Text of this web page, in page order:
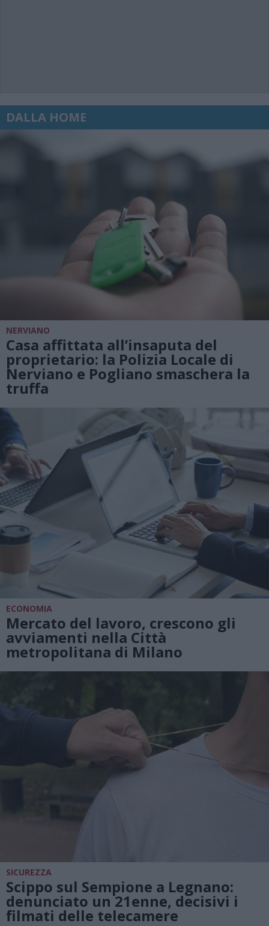
DALLA HOME
NERVIANO
Casa affittata all’insaputa del
proprietario: la Polizia Locale di
Nerviano e Pogliano smaschera la
truffa
ECONOMIA
Mercato del lavoro, crescono gli
avviamenti nella Città
metropolitana di Milano
SICUREZZA
Scippo sul Sempione a Legnano:
denunciato un 21enne, decisivi i
filmati delle telecamere